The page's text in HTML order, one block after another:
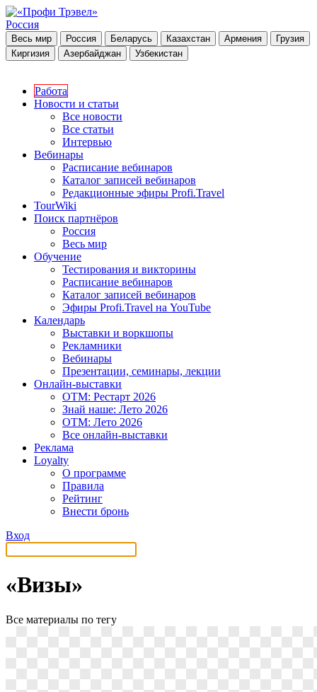
Россия
Весь мир Россия Беларусь Казахстан Армения
Грузия
Киргизия
Азербайджан Узбекистан
Работа
Новости и статьи
Все новости
Все статьи
Интервью
Вебинары
Расписание вебинаров
Каталог записей вебинаров
Редакционные эфиры Profi.Travel
TourWiki
Поиск партнёров
Россия
Весь мир
Обучение
Тестирования и викторины
Расписание вебинаров
Каталог записей вебинаров
Эфиры Profi.Travel на YouTube
Календарь
Выставки и воркшопы
Рекламники
Вебинары
Презентации, семинары, лекции
Онлайн-выставки
OTM: Рестарт 2026
Знай наше: Лето 2026
OTM: Лето 2026
Все онлайн-выставки
Реклама
Loyalty
О программе
Правила
Рейтинг
Внести бронь
Вход
«Визы»
Все материалы по тегу